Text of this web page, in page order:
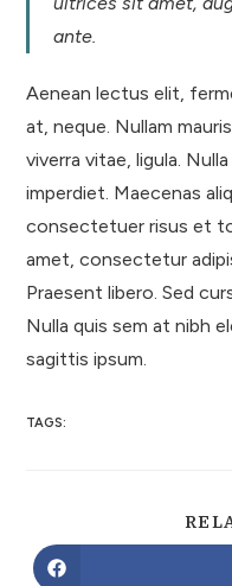
ante.
Aenean lectus elit,
at, neque. Nullam
viverra vitae, ligula.
imperdiet. Maecenas
consectetuer risus et
amet, consectetur
Praesent libero. Sed
Nulla quis sem at nibh
sagittis ipsum.
TAGS: